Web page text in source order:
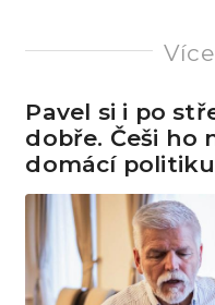
Pavel si i po
dobře. Češi ho
domácí politiku